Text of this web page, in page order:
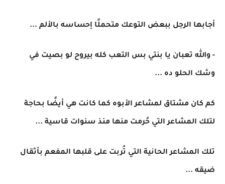
أجابها الرجل ببعض التوعك متحملًا إحساسه بالألم ...
- والله تعبان يا بنتي بس التعب كله بيروح لو بصيت في
وشك الحلو ده ...
كم كان مشتاق لمشاعر الأبوه كما كانت هي أيضًا بحاجة
لتلك المشاعر التي حُرمت منها منذ سنوات قاسية ...
تلك المشاعر الحانية التي تُربت على قلبها المفعم بأثقال
ضيقه ...